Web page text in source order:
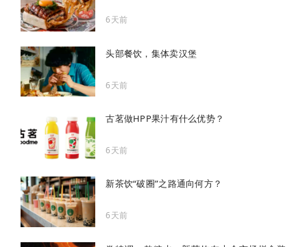
6天前
头部餐饮，集体卖汉堡
6天前
古茗做HPP果汁有什么优势？
6天前
新茶饮“破圈”之路通向何方？
6天前